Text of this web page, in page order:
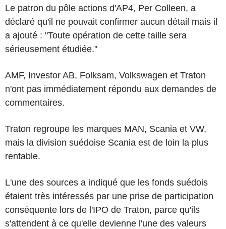
Le patron du pôle actions d'AP4, Per Colleen, a
déclaré qu'il ne pouvait confirmer aucun détail mais il
a ajouté : "Toute opération de cette taille sera
sérieusement étudiée."
AMF, Investor AB, Folksam, Volkswagen et Traton
n'ont pas immédiatement répondu aux demandes de
commentaires.
Traton regroupe les marques MAN, Scania et VW,
mais la division suédoise Scania est de loin la plus
rentable.
L'une des sources a indiqué que les fonds suédois
étaient très intéressés par une prise de participation
conséquente lors de l'IPO de Traton, parce qu'ils
s'attendent à ce qu'elle devienne l'une des valeurs